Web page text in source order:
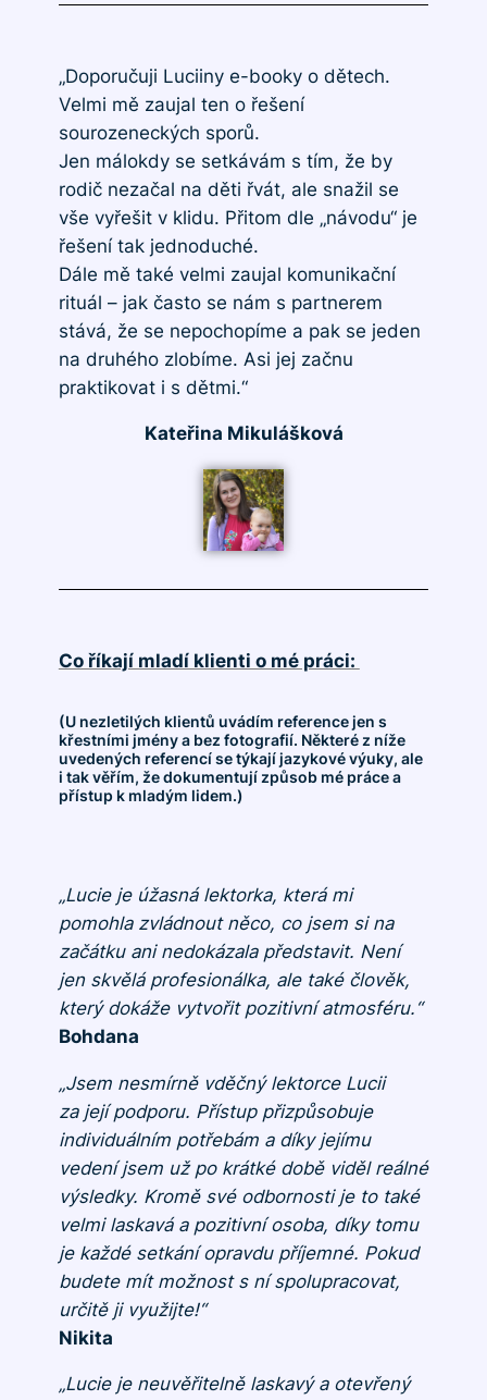
„Doporučuji Luciiny e-booky o dětech.
Velmi mě zaujal ten o řešení
sourozeneckých sporů.
Jen málokdy se setkávám s tím, že by
rodič nezačal na děti řvát, ale snažil se
vše vyřešit v klidu. Přitom dle „návodu“ je
řešení tak jednoduché.
Dále mě také velmi zaujal komunikační
rituál – jak často se nám s partnerem
stává, že se nepochopíme a pak se jeden
na druhého zlobíme. Asi jej začnu
praktikovat i s dětmi.“
Kateřina Mikulášková
Co říkají mladí klienti o mé práci:
(U nezletilých klientů uvádím reference jen s
křestními jmény a bez fotografií. Některé z níže
uvedených referencí se týkají jazykové výuky, ale
i tak věřím, že dokumentují způsob mé práce a
přístup k mladým lidem.)
„Lucie je úžasná lektorka, která mi
pomohla zvládnout něco, co jsem si na
začátku ani nedokázala představit. Není
jen skvělá profesionálka, ale také člověk,
který dokáže vytvořit pozitivní atmosféru.“
Bohdana
„Jsem nesmírně vděčný lektorce Lucii
za její podporu. Přístup přizpůsobuje
individuálním potřebám a díky jejímu
vedení jsem už po krátké době viděl reálné
výsledky. Kromě své odbornosti je to také
velmi laskavá a pozitivní osoba, díky tomu
je každé setkání opravdu příjemné. Pokud
budete mít možnost s ní spolupracovat,
určitě ji využijte!“
Nikita
„Lucie je neuvěřitelně laskavý a otevřený